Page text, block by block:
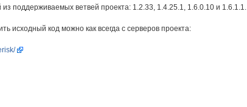
из поддерживаемых ветвей проекта: 1.2.33, 1.4.25.1, 1.6.0.10 и 1.6.1.1.
исходный код можно как всегда с серверов проекта: